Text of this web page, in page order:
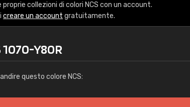
collezioni di colori NCS con un account.
creare un account gratuitamente.
1070-Y80R
questo colore NCS: